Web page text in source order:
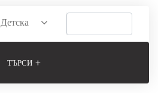
Детска шапка
ТЪРСИ +